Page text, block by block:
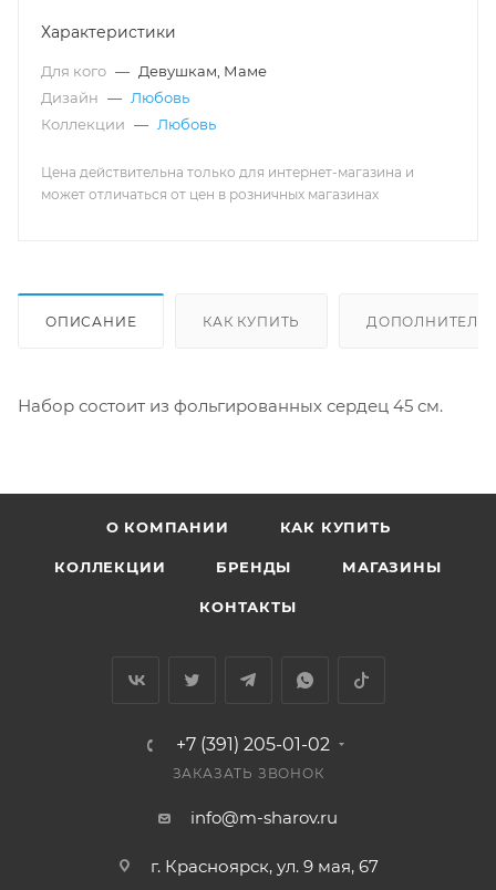
Характеристики
Для кого — Девушкам, Маме
Дизайн — Любовь
Коллекции — Любовь
Цена действительна только для интернет-магазина и
может отличаться от цен в розничных магазинах
ОПИСАНИЕ КАК КУПИТЬ
Набор состоит из фольгированных сердец 45 см.
О КОМПАНИИ КАК КУПИТЬ
КОЛЛЕКЦИИ БРЕНДЫ МАГАЗИНЫ
КОНТАКТЫ
+7 (391) 205-01-02
ЗАКАЗАТЬ ЗВОНОК
info@m-sharov.ru
г. Красноярск, ул. 9 мая, 67